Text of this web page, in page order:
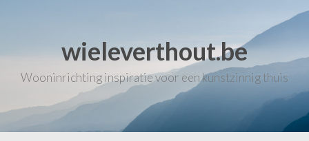
wieleverthout.be
Wooninrichting inspiratie voor een kunstzinnig thuis